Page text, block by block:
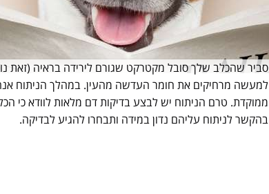
סביר שהכלב שלך סובל מקטרקט שגורם לירידה בראיה (זאת
למעשה מרחיקים את חומר העדשה מהעין. במהלך הניתוח
ממוקדת. טרם הניתוח יש לבצע בדיקות דם מלאות לוודא כי
בהקשר לניתוח עליהם נדון במידה ותבחרו להגיע לבדיקה.